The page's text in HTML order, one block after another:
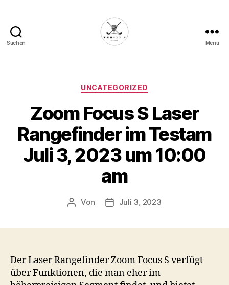
Suchen
Deine
Plattform
für
Golfbegeisterte!
Menü
Kategorien
UNCATEGORIZED
Zoom Focus S Laser
Rangefinder im Testam
Juli 3, 2023 um 10:00
am
Beitragsautor
Von Veröffentlichungsdatum
Juli 3, 2023
Der Laser Rangefinder Zoom Focus S verfügt
über Funktionen, die man eher im